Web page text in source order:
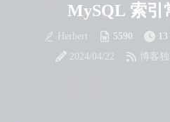
MySQL 索引
Herbert 5590
2024/04/22
博客